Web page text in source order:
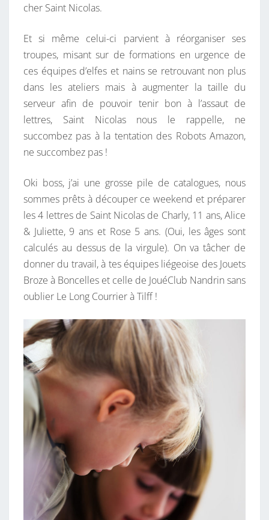
I
C
O
L
A
S
!
cher Saint Nicolas.
Et si même celui-ci parvient à réorganiser ses
troupes, misant sur de formations en urgence de
ces équipes d’elfes et nains se retrouvant non plus
dans les ateliers mais à augmenter la taille du
serveur afin de pouvoir tenir bon à l’assaut de
lettres, Saint Nicolas nous le rappelle, ne
succombez pas à la tentation des Robots Amazon,
ne succombez pas !
Oki boss, j’ai une grosse pile de catalogues, nous
sommes prêts à découper ce weekend et préparer
les 4 lettres de Saint Nicolas de Charly, 11 ans, Alice
& Juliette, 9 ans et Rose 5 ans. (Oui, les âges sont
calculés au dessus de la virgule). On va tâcher de
donner du travail, à tes équipes liégeoise des Jouets
Broze à Boncelles et celle de JouéClub Nandrin sans
oublier Le Long Courrier à Tilff !